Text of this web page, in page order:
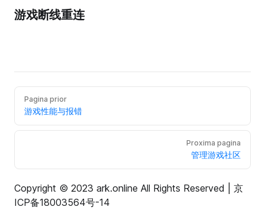
游戏断线重连
Pagina prior
游戏性能与报错
Proxima pagina
管理游戏社区
Copyright © 2023 ark.online All Rights Reserved | 京
ICP备18003564号-14